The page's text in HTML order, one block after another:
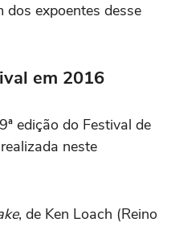
dos expoentes desse
em 2016
edição do Festival de
neste
, de Ken Loach (Reino